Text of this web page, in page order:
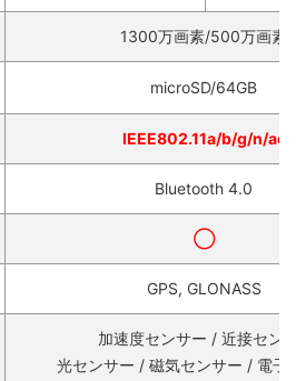
1300万画素/500万画素
microSD/64GB
IEEE802.11a/b/g/n/ac
Bluetooth 4.0
◯
GPS, GLONASS
加速度センサー / 近接セン
光センサー / 磁気センサー / 電子